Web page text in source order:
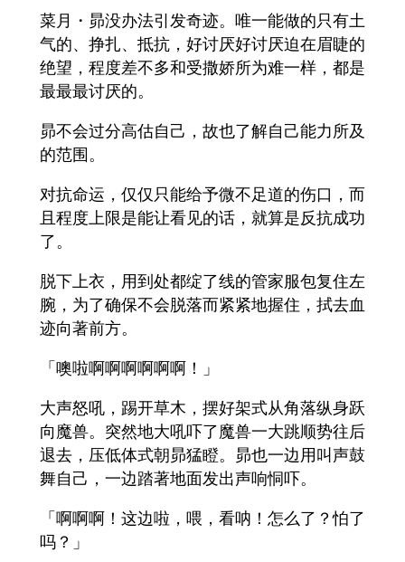
菜月・昴没办法引发奇迹。唯一能做的只有土
气的、挣扎、抵抗，好讨厌好讨厌迫在眉睫的
绝望，程度差不多和受撒娇所为难一样，都是
最最最讨厌的。
昴不会过分高估自己，故也了解自己能力所及
的范围。
对抗命运，仅仅只能给予微不足道的伤口，而
且程度上限是能让看见的话，就算是反抗成功
了。
脱下上衣，用到处都绽了线的管家服包复住左
腕，为了确保不会脱落而紧紧地握住，拭去血
迹向著前方。
「噢啦啊啊啊啊啊啊！」
大声怒吼，踢开草木，摆好架式从角落纵身跃
向魔兽。突然地大吼吓了魔兽一大跳顺势往后
退去，压低体式朝昴猛瞪。昴也一边用叫声鼓
舞自己，一边踏著地面发出声响恫吓。
「啊啊啊！这边啦，喂，看呐！怎么了？怕了
吗？」